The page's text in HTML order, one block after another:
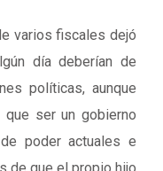
varios fiscales dejó
día deberían de
políticas, aunque
ser un gobierno
poder actuales e